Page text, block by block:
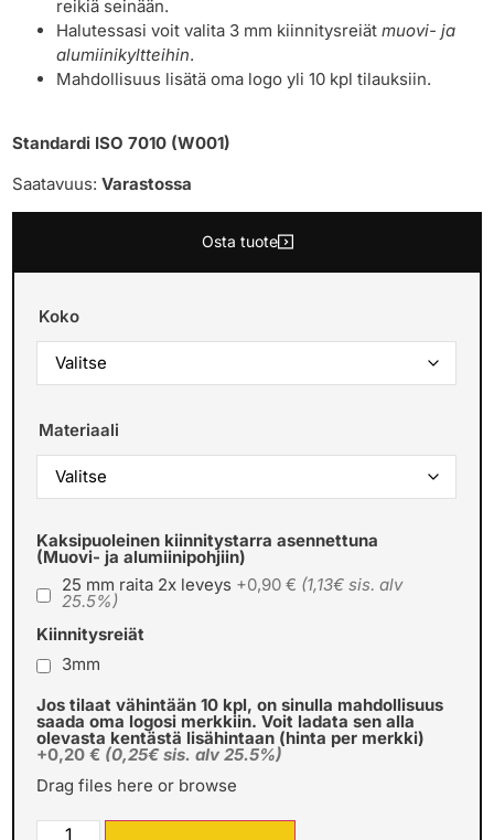
reikiä seinään.
Halutessasi voit valita 3 mm kiinnitysreiätmuovi- ja
alumiinikyltteihin.
Mahdollisuus lisätä oma logo yli 10 kpl tilauksiin.
Standardi ISO 7010 (W001)
Saatavuus:Varastossa
Osta tuote
Koko
Materiaali
Kaksipuoleinen kiinnitystarra asennettuna
(Muovi- ja alumiinipohjiin)
25 mm raita 2x leveys +0,90 € (1,13€ sis. alv
25.5%)
Kiinnitysreiät
3mm
Jos tilaat vähintään 10 kpl, on sinulla mahdollisuus
saada oma logosi merkkiin. Voit ladata sen alla
olevasta kentästä lisähintaan (hinta per merkki)
+0,20 € (0,25€ sis. alv 25.5%)
Drag files here or browse